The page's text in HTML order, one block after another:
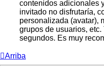
contenidos adicionales
invitado no disfrutaría,
personalizada (avatar),
grupos de usuarios,
segundos. Es muy
Arriba